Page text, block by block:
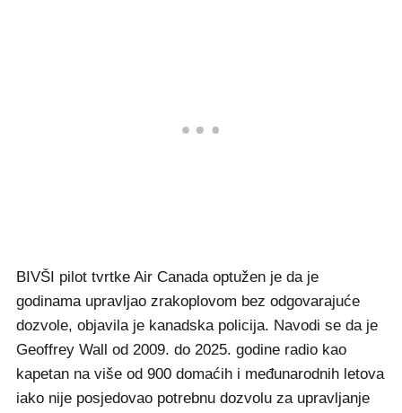
BIVŠI pilot tvrtke Air Canada optužen je da je
godinama upravljao zrakoplovom bez odgovarajuće
dozvole, objavila je kanadska policija. Navodi se da je
Geoffrey Wall od 2009. do 2025. godine radio kao
kapetan na više od 900 domaćih i međunarodnih letova
iako nije posjedovao potrebnu dozvolu za upravljanje